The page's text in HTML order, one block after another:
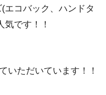
エコバック、ハンドタ
気です！！
いただいています！！